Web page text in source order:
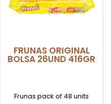
FRUNAS ORIGINAL
BOLSA 26UND 416GR
Frunas pack of 48 units